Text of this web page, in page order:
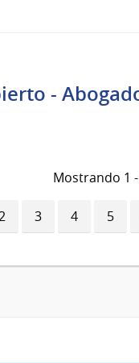
-
Mostrando 1
Página
3 Página
4 5